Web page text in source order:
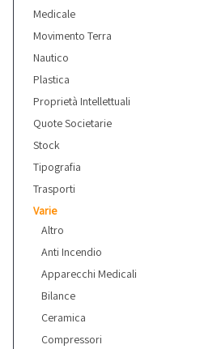
Medicale
Movimento Terra
Nautico
Plastica
Proprietà Intellettuali
Quote Societarie
Stock
Tipografia
Trasporti
Varie
Altro
Anti Incendio
Apparecchi Medicali
Bilance
Ceramica
Compressori